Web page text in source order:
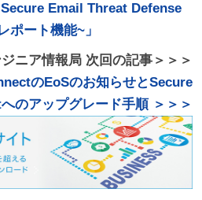
Email Threat Defense
ポート機能~」
ニア情報局 次回の記事＞＞＞
のEoSのお知らせとSecure
のアップグレード手順 ＞＞＞